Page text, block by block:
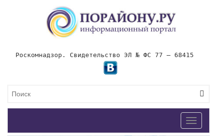
Роскомнадзор. Свидетельство ЭЛ № ФС 77 – 68415
Toggle